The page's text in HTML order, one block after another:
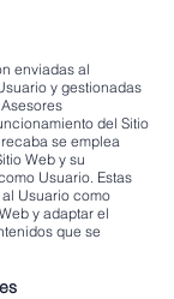
enviadas al
y gestionadas
del Sitio
se emplea
Web y su
Usuario. Estas
Usuario como
y adaptar el
que se